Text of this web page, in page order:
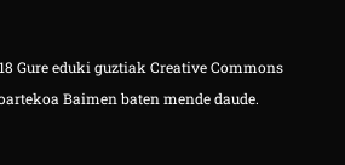
Gure eduki guztiak Creative Commons
Baimen baten mende daude.